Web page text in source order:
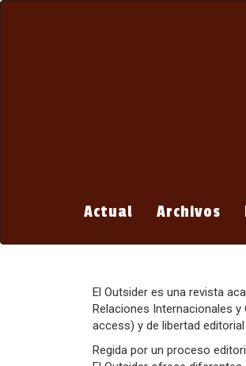
Actual Archivos
El Outsider es una revista
Relaciones Internacionales
access) y de libertad
Regida por un proceso